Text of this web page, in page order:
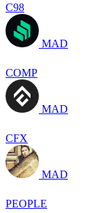
C98
MAD
COMP
MAD
CFX
MAD
PEOPLE